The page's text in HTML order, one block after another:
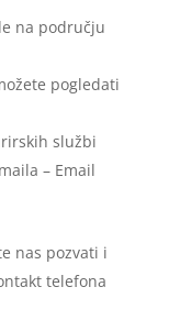
na području
pogledati
službi
– Email
nas pozvati i
telefona